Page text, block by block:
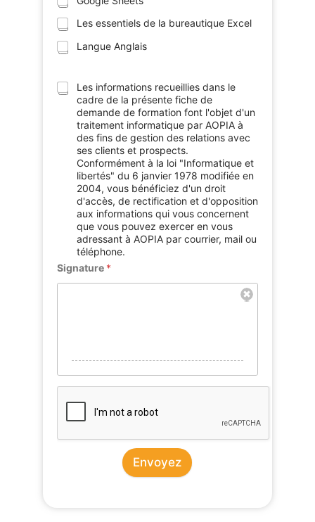
Les essentiels de la bureautique Excel
Langue Anglais
Les informations recueillies dans le
cadre de la présente fiche de
demande de formation font l'objet d'un
traitement informatique par AOPIA à
des fins de gestion des relations avec
ses clients et prospects.
Conformément à la loi "Informatique et
libertés" du 6 janvier 1978 modifiée en
2004, vous bénéficiez d'un droit
d'accès, de rectification et d'opposition
aux informations qui vous concernent
que vous pouvez exercer en vous
adressant à AOPIA par courrier, mail ou
téléphone.
Signature *
Envoyez